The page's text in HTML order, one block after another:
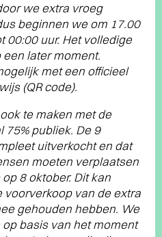
we extra vroeg
beginnen we om 17.00
00:00 uur. Het volledige
later moment.
met een officieel
(QR code).
te maken met de
publiek. De 9
uitverkocht en dat
moeten verplaatsen
8 oktober. Dit kan
voorverkoop van de extra
gehouden hebben. We
basis van het moment